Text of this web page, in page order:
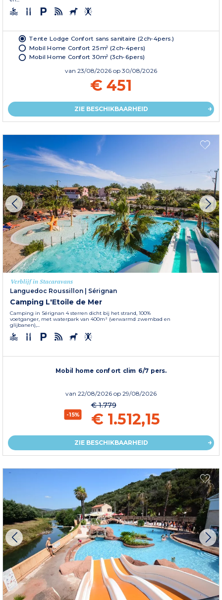
Tente Lodge Confort sans sanitaire (2ch-4pers.)
Mobil Home Confort 25m² (2ch-4pers)
Mobil Home Confort 30m² (3ch-6pers)
van 23/08/2026 op 30/08/2026
€ 451
ZIE BESCHIKBAARHEID
Verblijf in Stacaravans
Languedoc Roussillon
Sérignan
Camping L'Etoile de Mer
Camping in Sérignan 4 sterren dicht bij het strand, 100%
voetganger, met waterpark van 400m² (verwarmd zwembad en
glijbanen),...
Mobil home confort clim 6/7 pers.
van 22/08/2026 op 29/08/2026
-15%
€ 1.779
€ 1.512,15
ZIE BESCHIKBAARHEID